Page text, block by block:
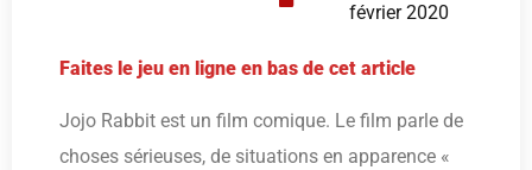
février 2020
Faites le jeu en ligne en bas de cet article
Jojo Rabbit est un film comique. Le film parle de
choses sérieuses, de situations en apparence «